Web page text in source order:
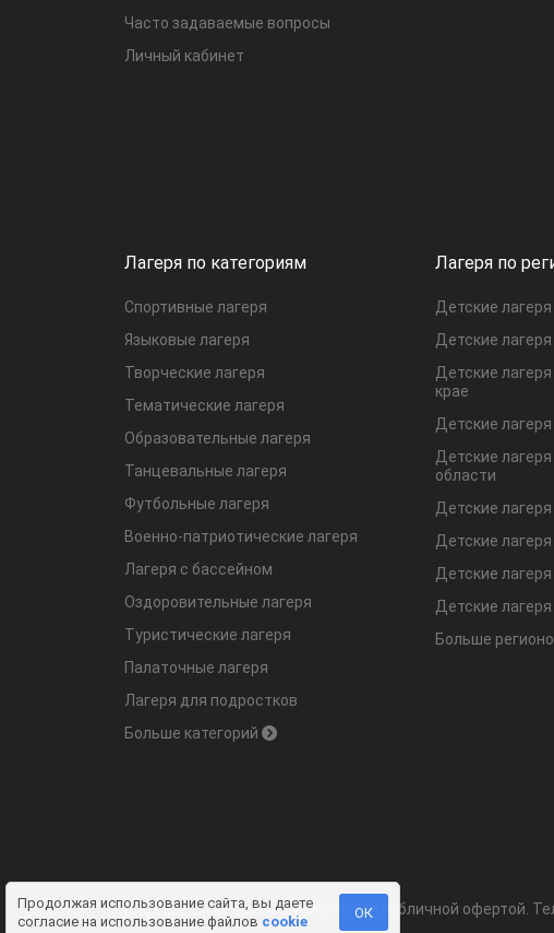
Продолжая использование сайта, вы даете
согласие на использование файлов cookie
ОК
Часто задаваемые вопросы
Личный кабинет
Лагеря по категориям
Спортивные лагеря
Языковые лагеря
Творческие лагеря
Тематические лагеря
Образовательные лагеря
Танцевальные лагеря
Футбольные лагеря
Военно-патриотические лагеря
Лагеря с бассейном
Оздоровительные лагеря
Туристические лагеря
Палаточные лагеря
Лагеря для подростков
Больше категорий
Лагеря по
Детские
Детские
Детские
крае
Детские
Детские
области
Детские
Детские
Детские
Детские
Больше
Информация на сайте не является публичной офертой.